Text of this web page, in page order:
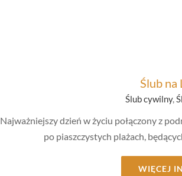
Ślub na
Ślub cywilny,
Najważniejszy dzień w życiu połączony z
po piaszczystych plażach,
WIĘCEJ